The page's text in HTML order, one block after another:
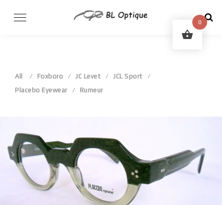
All Foxboro JC Levet
JCL Sport
Placebo Eyewear
Rumeur
0